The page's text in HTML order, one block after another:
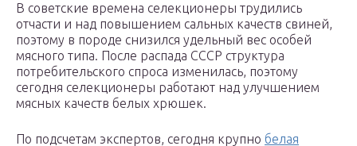
В советские времена селекционеры трудились
отчасти и над повышением сальных качеств свиней,
поэтому в породе снизился удельный вес особей
мясного типа. После распада СССР структура
потребительского спроса изменилась, поэтому
сегодня селекционеры работают над улучшением
мясных качеств белых хрюшек.
По подсчетам экспертов, сегодня крупно белая